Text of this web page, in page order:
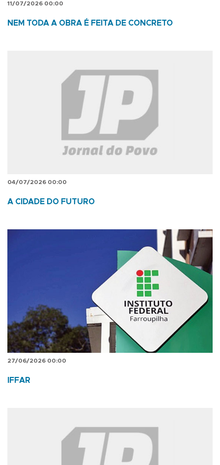
11/07/2026 00:00
NEM TODA A OBRA É FEITA DE CONCRETO
04/07/2026 00:00
A CIDADE DO FUTURO
27/06/2026 00:00
IFFAR